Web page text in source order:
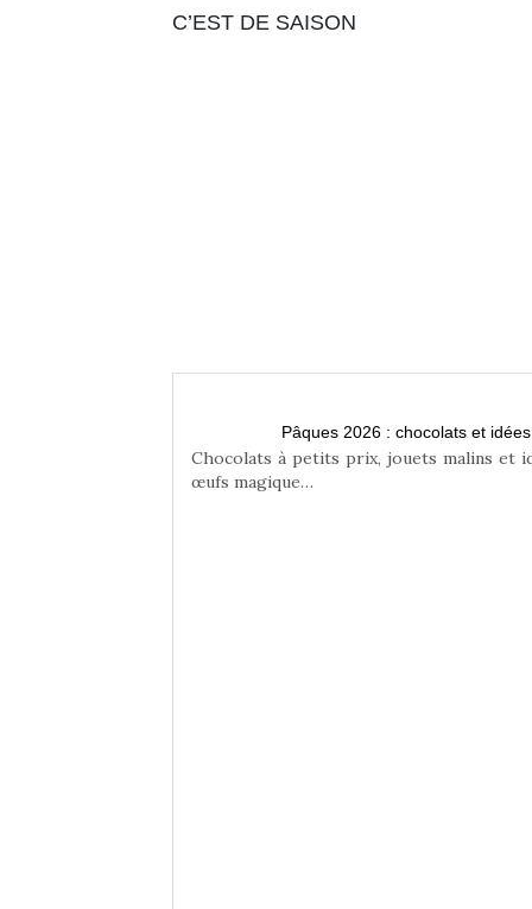
C’EST DE SAISON
Pâques 2026 : chocolats et
Chocolats à petits prix, jouets malins et
œufs magique…